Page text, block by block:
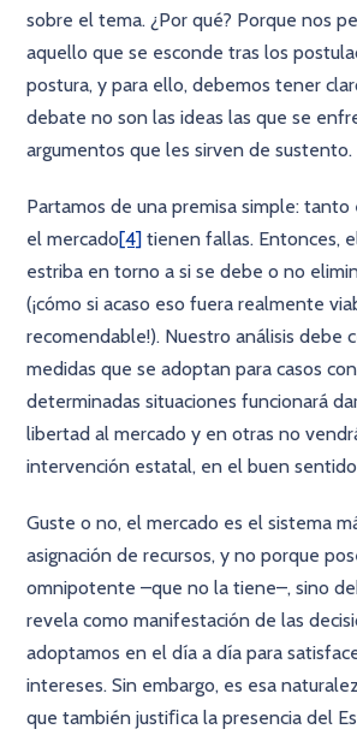
sobre el tema. ¿Por qué? Porque nos
aquello que se esconde tras los
postura, y para ello, debemos tener
debate no son las ideas las que se
argumentos que les sirven de sustento.
Partamos de una premisa simple: tanto
el mercado[4] tienen fallas. Entonces,
estriba en torno a si se debe o no
(¡cómo si acaso eso fuera realmente
recomendable!). Nuestro análisis debe
medidas que se adoptan para casos
determinadas situaciones funcionará
libertad al mercado y en otras no
intervención estatal, en el buen
Guste o no, el mercado es el sistema
asignación de recursos, y no porque
omnipotente –que no la tiene–, sino
revela como manifestación de las
adoptamos en el día a día para
intereses. Sin embargo, es esa
que también justiﬁca la presencia del